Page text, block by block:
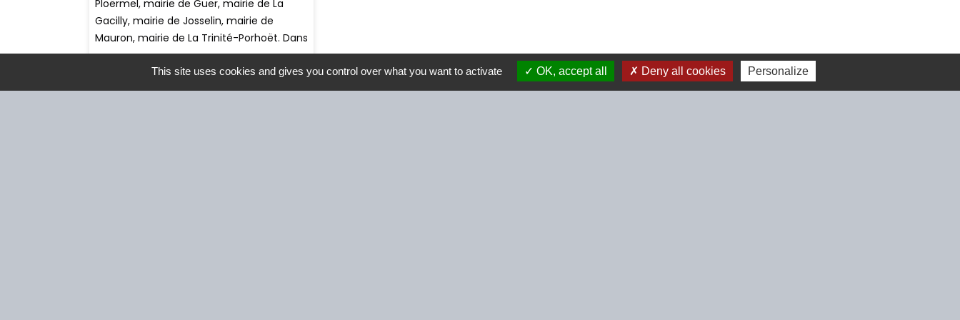
This site uses cookies and gives you control over what you want to activate OK, accept all Deny all cookies Personalize